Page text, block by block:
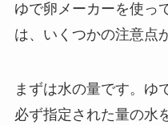
ゆで卵メーカーを使っ
は、いくつかの注意点
まずは水の量です。ゆ
必ず指定された量の水